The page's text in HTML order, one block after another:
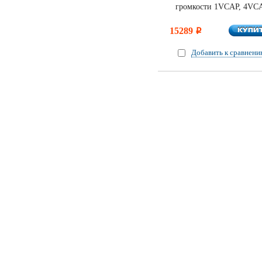
громкости 1VCAP,
15289 i
Добавить к